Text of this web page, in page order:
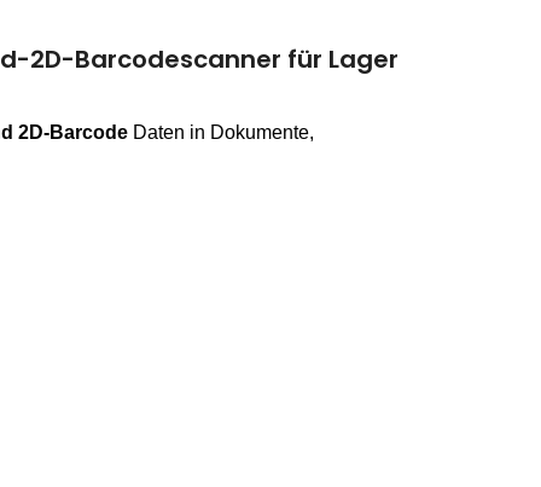
2D-Barcodescanner für Lager
2D-Barcode Daten in Dokumente,